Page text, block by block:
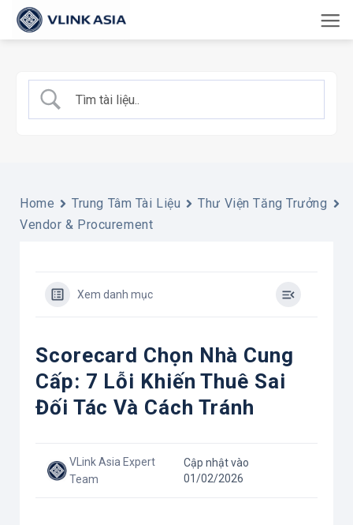
qua
dung
Home Trung Tâm Tài Liệu
Thư Viện Tăng Trưởng
Vendor & Procurement
Xem danh mục
Scorecard Chọn Nhà Cung
Cấp: 7 Lỗi Khiến Thuê Sai
Đối Tác Và Cách Tránh
VLink Asia Expert
Team
Cập nhật vào
01/02/2026